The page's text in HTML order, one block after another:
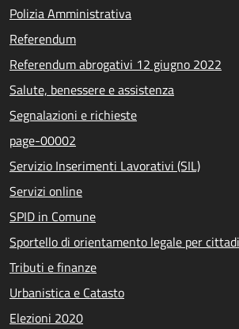
Polizia Amministrativa
Referendum
Referendum abrogativi 12 giugno 2022
Salute, benessere e assistenza
Segnalazioni e richieste
page-00002
Servizio Inserimenti Lavorativi (SIL)
Servizi online
SPID in Comune
Sportello di orientamento legale per
Tributi e finanze
Urbanistica e Catasto
Elezioni 2020